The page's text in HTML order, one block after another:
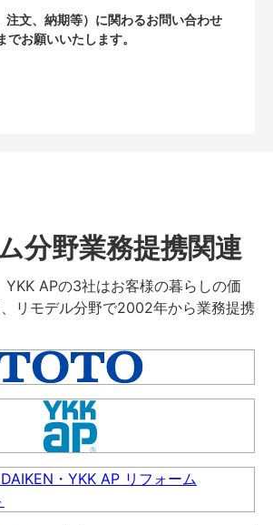
文、納期等）に関わるお問い合わせ
でお願いいたします。
分野業務提携関連
YKK APの3社はお客様の暮らしの価
リモデル分野で2002年から業務提携